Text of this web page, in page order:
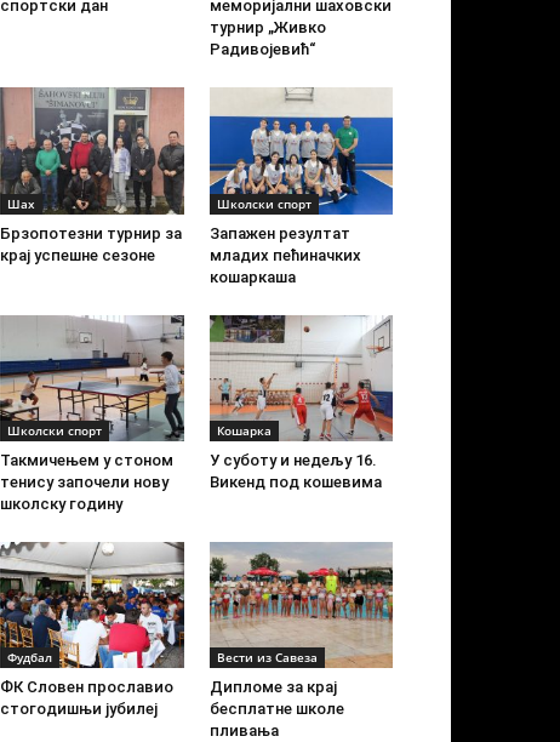
спортски дан
меморијални шаховски
турнир „Живко
Радивојевић“
Шах
Брзопотезни турнир за
крај успешне сезоне
Школски спорт
Запажен резултат
младих пећиначких
кошаркаша
Школски спорт
Такмичењем у стоном
тенису започели нову
школску годину
Кошарка
У суботу и недељу 16.
Викенд под кошевима
Фудбал
ФК Словен прославио
стогодишњи јубилеј
Вести из Савеза
Дипломе за крај
бесплатне школе
пливања